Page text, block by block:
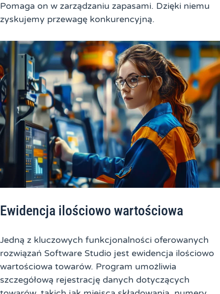
Pomaga on w zarządzaniu zapasami. Dzięki niemu
zyskujemy przewagę konkurencyjną.
Ewidencja ilościowo wartościowa
Jedną z kluczowych funkcjonalności oferowanych
rozwiązań Software Studio jest ewidencja ilościowo
wartościowa towarów. Program umożliwia
szczegółową rejestrację danych dotyczących